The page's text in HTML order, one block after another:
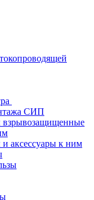
СИП
взрывозащищенные
аксессуары к ним